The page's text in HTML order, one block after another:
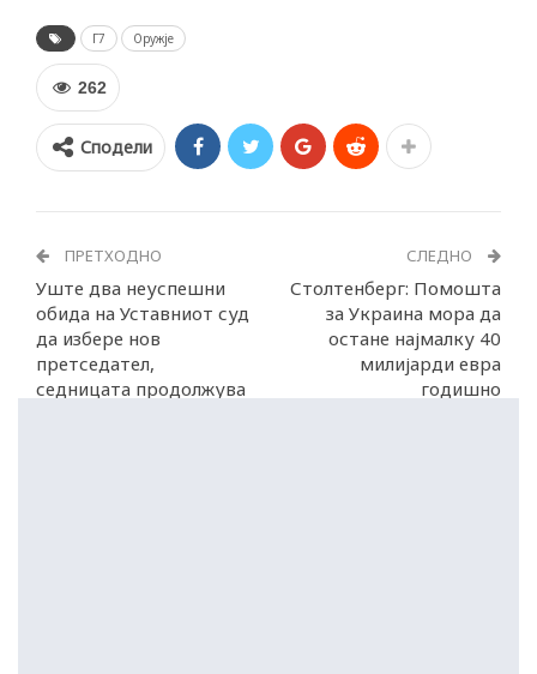
Г7 Оружје
262
Сподели
ПРЕТХОДНО
Уште два неуспешни
обида на Уставниот суд
да избере нов
претседател,
седницата продолжува
СЛЕДНО
Столтенберг: Помошта
за Украина мора да
остане најмалку 40
милијарди евра
годишно